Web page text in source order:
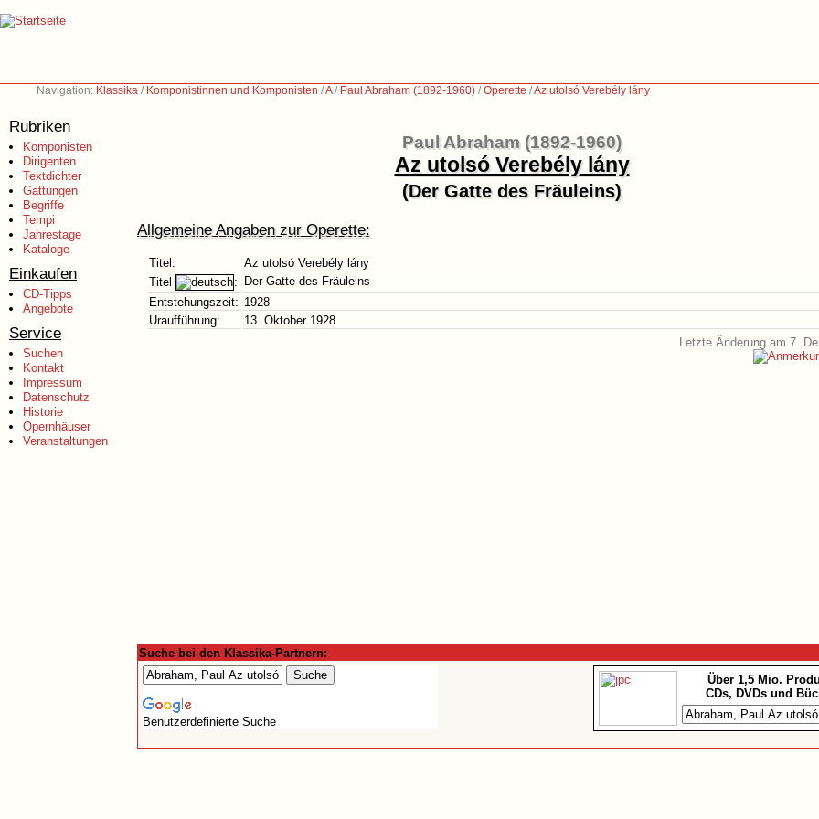
Navigation: Klassika / Komponistinnen und Komponisten /A/ Paul Abraham (1892-1960) /Operette /Az utolsó Verebély lány
Rubriken
Komponisten
Dirigenten
Textdichter
Gattungen
Begriffe
Tempi
Jahrestage
Kataloge
Einkaufen
CD-Tipps
Angebote
Service
Suchen
Kontakt
Impressum
Datenschutz
Historie
Opernhäuser
Veranstaltungen
Paul Abraham (1892-1960)
Az utolsó Verebély lány
(Der Gatte des Fräuleins)
Allgemeine Angaben zur Operette:
Titel:
Az utolsó Verebély lány
Titel
:
Der Gatte des Fräuleins
Entstehungszeit: 1928
Uraufführung:
13. Oktober 1928
Letzte Änderung am 7.
Suche bei den Klassika-Partnern:
Benutzerdefinierte Suche
Über 1,5 Mio.
CDs, DVDs und